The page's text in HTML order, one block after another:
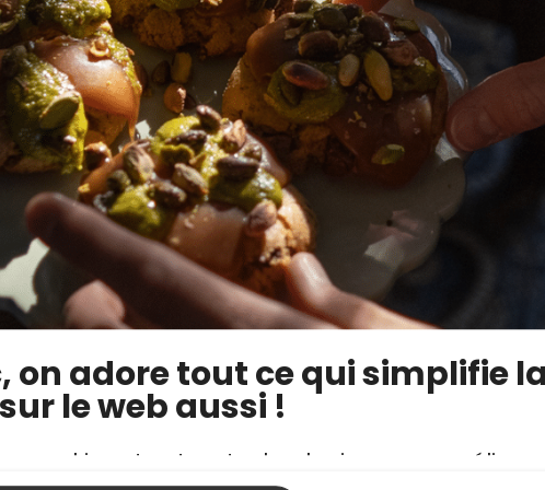
on adore tout ce qui simplifie
le web aussi !
cookies et autres technologies pour
Informations Légales et
Entreprise et